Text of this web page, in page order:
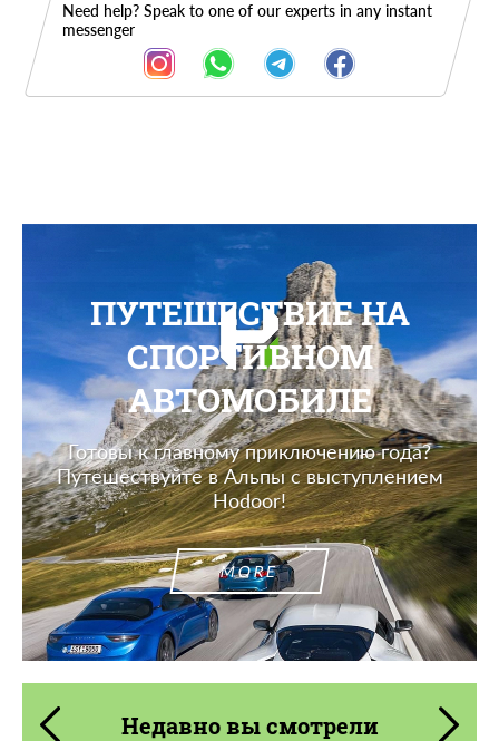
Need help? Speak to one of our experts in any instant
messenger
ПУТЕШЕСТВИЕ НА
СПОРТИВНОМ
АВТОМОБИЛЕ
Готовы к главному приключению года?
Путешествуйте в Альпы с выступлением
Hodoor!
MORE
Недавно вы смотрели